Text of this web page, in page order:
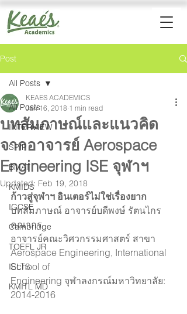
Post
All Posts
INTERVIEW
SPIP
BMAT
KMIDS
IGCSE
Cambridge
TOEFL JR
IELTS
KMITL MD
All Posts
บทสัมภาษณ์และแนวคิด
จากอาจารย์ Aerospace
Engineering ISE จุฬาฯ
KEAES ACADEMICS
Jan 16, 2018 1 min read
Updated: Feb 19, 2018
ก้าวสู่จุฬาฯ อินเตอร์ไม่ใช่เรื่องยาก
บทสัมภาษณ์ อาจารย์บดีพงษ์ รัตนไกร
คณากร
อาจารย์คณะวิศวกรรมศาสตร์ สาขา
Aerospace Engineering, International
School of
Engineering จุฬาลงกรณ์มหาวิทยาลัย:
2014-2016